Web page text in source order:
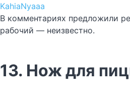
KahiaNyaaa
В комментариях предложили
рабочий — неизвестно.
13. Нож для